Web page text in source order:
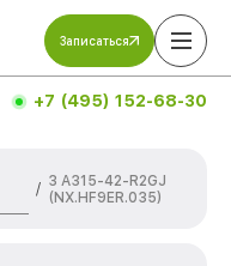
Записаться
+7 (495) 152-68-30
/ 3 A315-42-R2GJ
(NX.HF9ER.035)